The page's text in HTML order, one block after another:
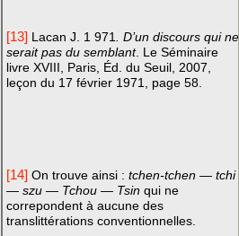
[13] Lacan J. 1 971
. D’un discours qui ne
serait pas du semblant. Le Séminaire
livre XVIII, Paris, Éd. du Seuil, 2007,
leçon du 17 février 1971, page 58.
[14] On trouve ainsi : tchen-tchen — tchi
— szu — Tchou — Tsin qui ne
correpondent à aucune des
translittérations conventionnelles.